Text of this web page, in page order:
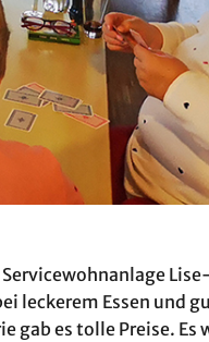
Servicewohnanlage
leckerem Essen und
gab es tolle Preise. Es